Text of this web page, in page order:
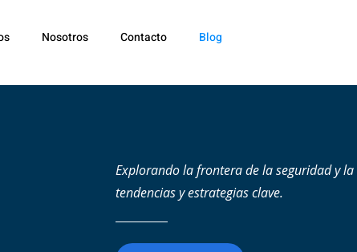
Nosotros Contacto Blog
Explorando la frontera de la seguridad y la
tendencias y estrategias clave.